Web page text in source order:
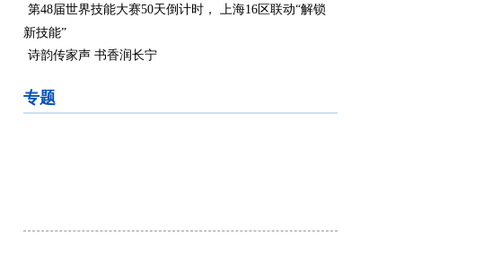
第48届世界技能大赛50天倒计时， 上海16区联动“解锁
新技能”
诗韵传家声 书香润长宁
专题